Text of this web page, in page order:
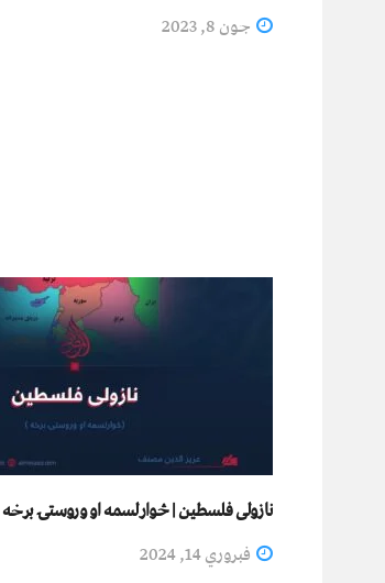
جون 8, 2023
نازولی فلسطين | څوارلسمه او وروستۍ برخه
فبروري 14, 2024